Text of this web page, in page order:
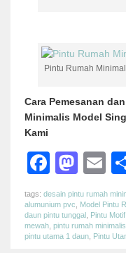
Pintu Rumah
Cara Pemesanan
Minimalis Model
Kami
tags: desain pintu rumah
alumunium pvc
Model Pintu
daun pintu tunggal Pintu
mewah pintu rumah minimalis
pintu utama 1 daun Pintu